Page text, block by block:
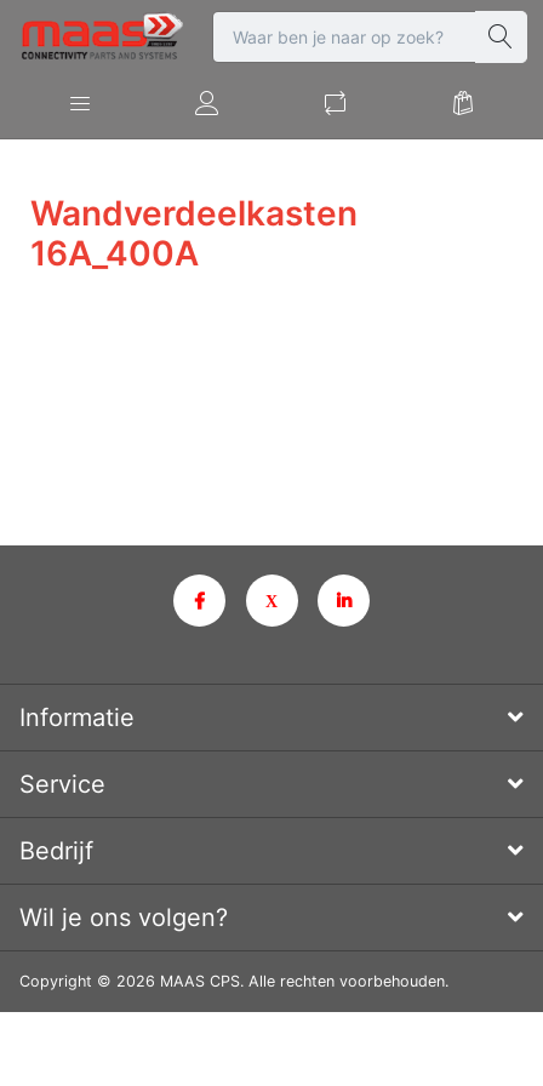
Wandverdeelkasten
16A_400A
Informatie
Service
Bedrijf
Wil je ons volgen?
Copyright © 2026 MAAS CPS. Alle rechten voorbehouden.